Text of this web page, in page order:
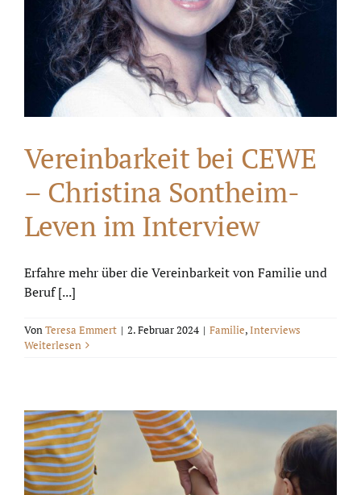
Vereinbarkeit bei CEWE
– Christina Sontheim-
Leven im Interview
Erfahre mehr über die Vereinbarkeit von Familie und
Beruf [...]
VonTeresa Emmert | 2. Februar 2024 | Familie,Interviews
Weiterlesen